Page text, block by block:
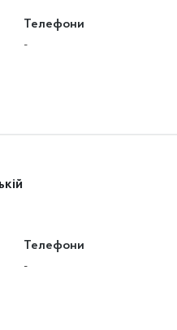
Телефони
-
Телефони
-